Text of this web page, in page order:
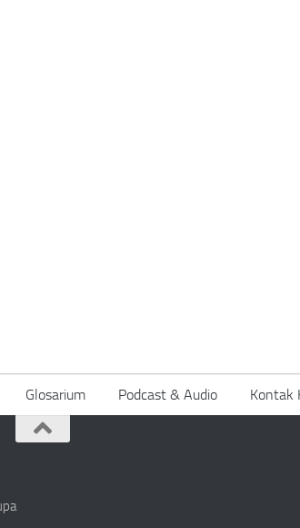
Glosarium Podcast & Audio Kontak